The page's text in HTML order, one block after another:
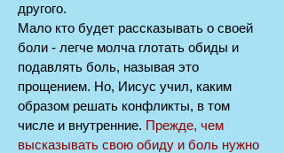
другого.
Мало кто будет рассказывать о своей
боли - легче молча глотать обиды и
подавлять боль, называя это
прощением. Но, Иисус учил, каким
образом решать конфликты, в том
числе и внутренние. Прежде, чем
высказывать свою обиду и боль нужно